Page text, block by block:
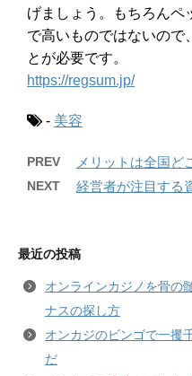
げましょう。もちろんペ
で高いものではないので
とが必要です。
https://regsum.jp/
- 美容
PREV メリットは全国ど
NEXT 経営者が注目する
最近の投稿
オンラインカジノを骨の
ナスの探し方
オンカジのビンゴで一攫
だ